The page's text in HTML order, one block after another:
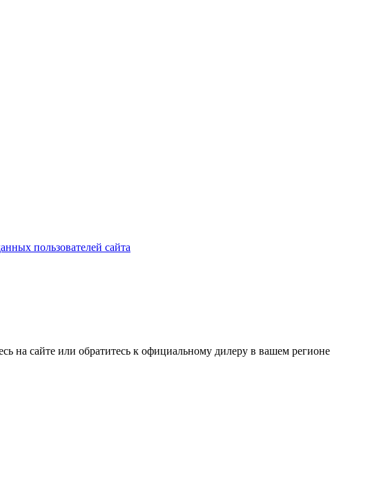
пользователей сайта
на сайте или обратитесь к официальному дилеру в вашем регионе